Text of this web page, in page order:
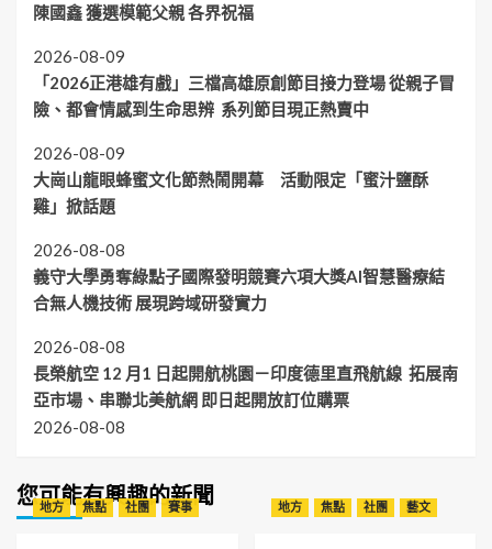
陳國鑫 獲選模範父親 各界祝福
2026-08-09
「2026正港雄有戲」三檔高雄原創節目接力登場 從親子冒
險、都會情感到生命思辨 系列節目現正熱賣中
2026-08-09
大崗山龍眼蜂蜜文化節熱鬧開幕 活動限定「蜜汁鹽酥
雞」掀話題
2026-08-08
義守大學勇奪綠點子國際發明競賽六項大獎AI智慧醫療結
合無人機技術 展現跨域研發實力
2026-08-08
長榮航空 12 月1 日起開航桃園－印度德里直飛航線 拓展南
亞市場、串聯北美航網 即日起開放訂位購票
2026-08-08
您可能有興趣的新聞
地方 焦點 社團 賽事 地方 焦點 社團 藝文